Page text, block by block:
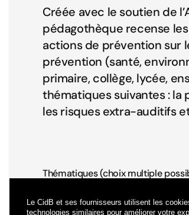
Le CidB et ses fournisseurs utilisent les
technologies similaires pour améliorer votre
Créée avec le soutien de
pédagothèque recense
actions de prévention sur
prévention (santé,
primaire, collège, lycée,
thématiques suivantes : la
les risques extra-auditifs
Thématiques (choix multiple
Anatomie/Physiologie de